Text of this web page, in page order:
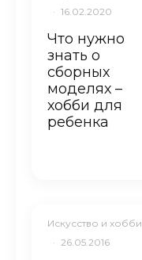
· 16.02.2020
Что нужно
знать о
сборных
моделях –
хобби для
ребенка
Искусство и хобби
· 26.05.2016